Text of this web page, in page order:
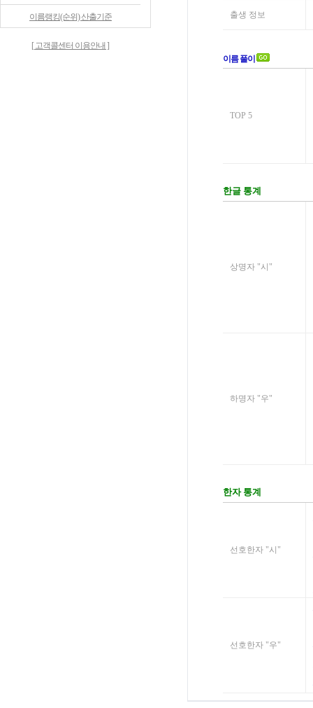
이름랭킹(순위) 산출기준
[ 고객콜센터 이용안내 ]